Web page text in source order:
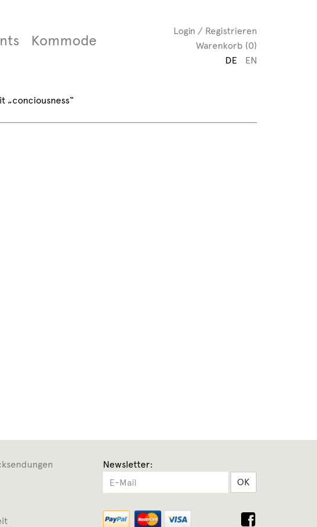
Kommode
Login / Registrieren
Warenkorb (0)
DE
EN
„conciousness“
Newsletter:
OK